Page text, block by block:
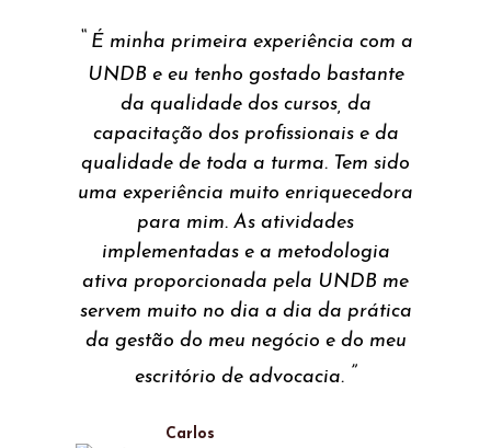
“ É minha primeira experiência com a
UNDB e eu tenho gostado bastante
da qualidade dos cursos, da
capacitação dos profissionais e da
qualidade de toda a turma. Tem sido
uma experiência muito enriquecedora
para mim. As atividades
implementadas e a metodologia
ativa proporcionada pela UNDB me
servem muito no dia a dia da prática
da gestão do meu negócio e do meu
escritório de advocacia. ”
Carlos